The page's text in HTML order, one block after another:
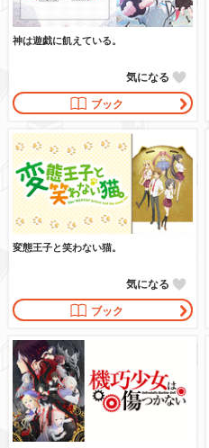
神は遊戯に飢えている。
ブック
気になる
変態王子と笑わない猫。
ブック
気になる